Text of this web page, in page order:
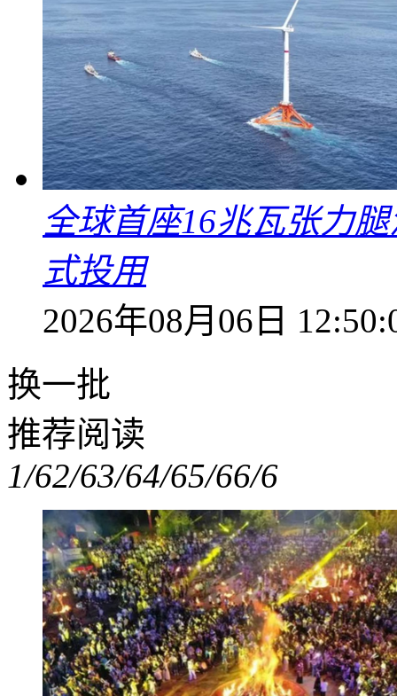
全球首座16兆瓦张力
式投用
2026年08月06日
换一批
推荐阅读
1/62/63/64/65/66/6